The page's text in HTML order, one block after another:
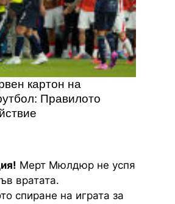
картон на
Правилото
Мерт Мюлдюр не успя
вратата.
спиране на играта за